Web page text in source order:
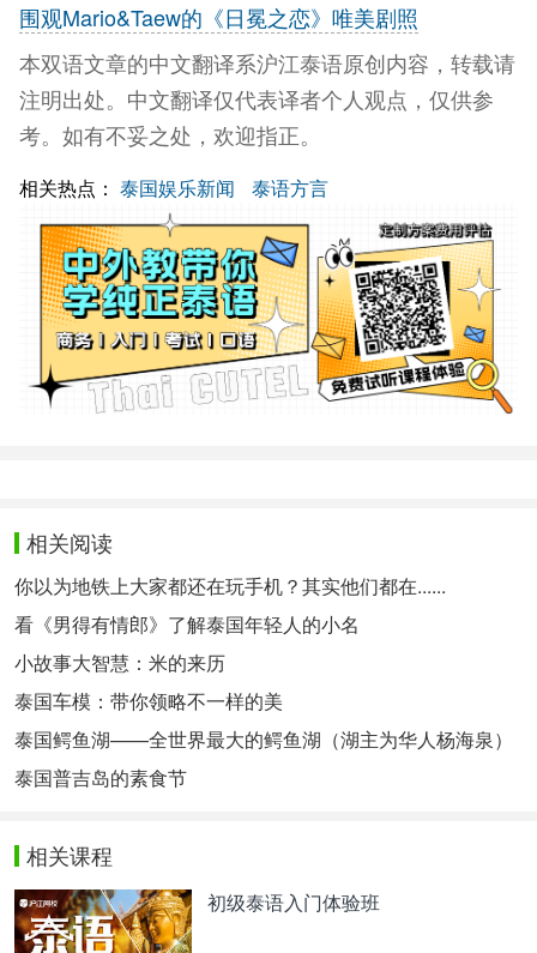
围观Mario&Taew的《日冕之恋》唯美剧照
本双语文章的中文翻译系沪江泰语原创内容，转载请
注明出处。中文翻译仅代表译者个人观点，仅供参
考。如有不妥之处，欢迎指正。
相关热点： 泰国娱乐新闻 泰语方言
相关阅读
你以为地铁上大家都还在玩手机？其实他们都在......
看《男得有情郎》了解泰国年轻人的小名
小故事大智慧：米的来历
泰国车模：带你领略不一样的美
泰国鳄鱼湖——全世界最大的鳄鱼湖（湖主为华人杨海泉）
泰国普吉岛的素食节
相关课程
初级泰语入门体验班